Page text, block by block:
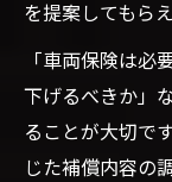
を提案してもらえ
「車両保険は
下げるべきか」
ることが大切で
じた補償内容の